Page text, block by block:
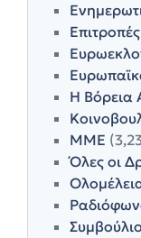
Επιτροπές
Η Βόρεια
ΜΜΕ
Όλες οι